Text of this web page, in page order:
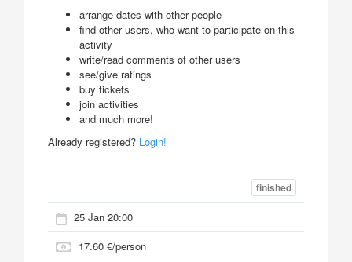
arrange dates with other people
find other users, who want to participate on this
activity
write/read comments of other users
see/give ratings
buy tickets
join activities
and much more!
Already registered? Login!
finished
25 Jan 20:00
17.60 €/person